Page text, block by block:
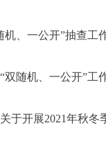
机、一公开”抽查工
双随机、一公开”工
于开展2021年秋